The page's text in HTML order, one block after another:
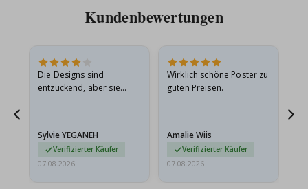
Kundenbewertungen
Die Designs sind
entzückend, aber sie
sie…
Sylvie YEGANEH
Verifizierter Käufer
07.08.2026
Wirklich schöne Poster zu
guten Preisen.
Amalie Wiis
Verifizierter Käufer
07.08.2026